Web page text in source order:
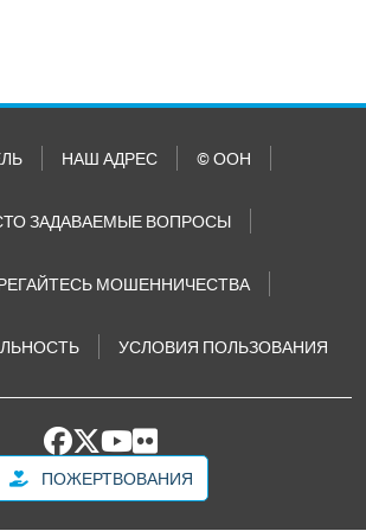
НАШ АДРЕС © ООН
ЗАДАВАЕМЫЕ ВОПРОСЫ
МОШЕННИЧЕСТВА
УСЛОВИЯ ПОЛЬЗОВАНИЯ
ПОЖЕРТВОВАНИЯ